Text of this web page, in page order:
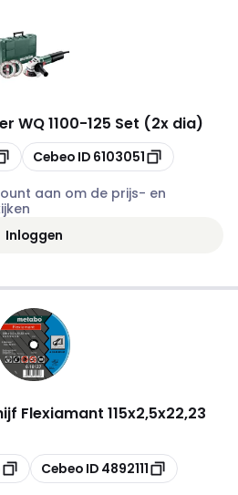
WQ 1100-125 Set (2x dia)
Kopiëren
Cebeo ID 6103051
aan om de prijs- en
Inloggen
Flexiamant 115x2,5x22,23
Kopiëren
Cebeo ID 4892111